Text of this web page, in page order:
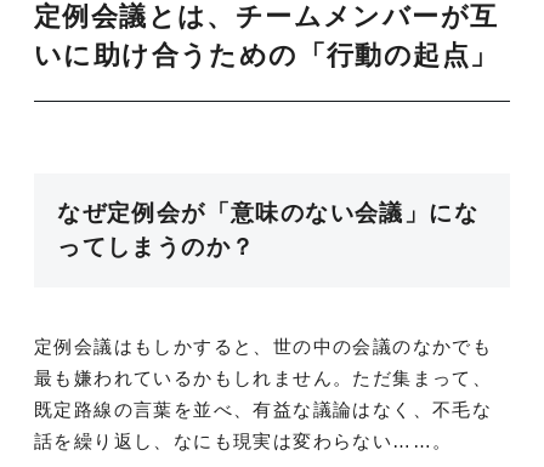
定例会議とは、チームメンバーが互
いに助け合うための「行動の起点」
なぜ定例会が「意味のない会議」にな
ってしまうのか？
定例会議はもしかすると、世の中の会議のなかでも
最も嫌われているかもしれません。ただ集まって、
既定路線の言葉を並べ、有益な議論はなく、不毛な
話を繰り返し、なにも現実は変わらない……。